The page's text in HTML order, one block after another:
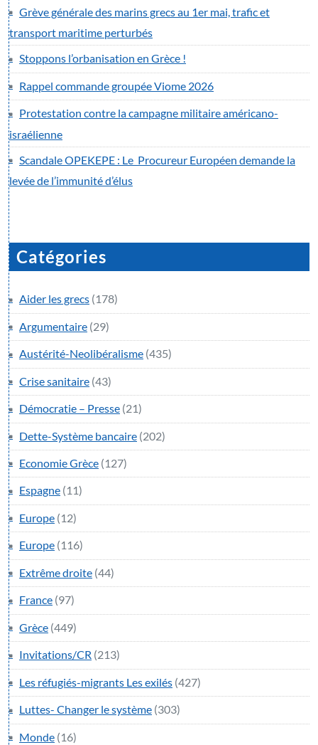
Grève générale des marins grecs au 1er mai, trafic et
transport maritime perturbés
Stoppons l’orbanisation en Grèce !
Rappel commande groupée Viome 2026
Protestation contre la campagne militaire américano-
israélienne
Scandale OPEKEPE : Le Procureur Européen demande la
levée de l’immunité d’élus
Catégories
Aider les grecs (178)
Argumentaire (29)
Austérité-Neolibéralisme (435)
Crise sanitaire (43)
Démocratie – Presse (21)
Dette-Système bancaire (202)
Economie Grèce (127)
Espagne (11)
Europe (12)
Europe (116)
Extrême droite (44)
France (97)
Grèce (449)
Invitations/CR (213)
Les réfugiés-migrants Les exilés (427)
Luttes- Changer le système (303)
Monde (16)